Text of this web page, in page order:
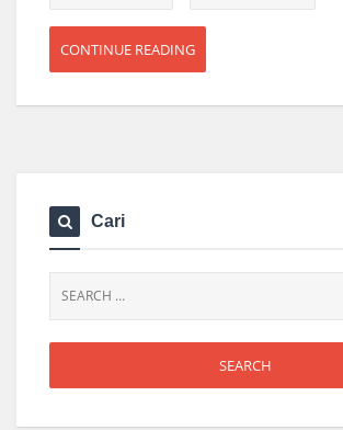
CONTINUE READING
Cari